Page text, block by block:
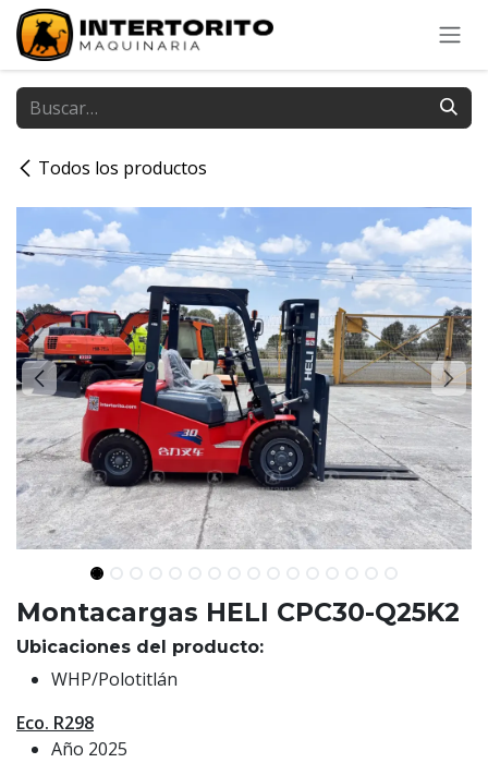
Ir al contenido
Todos los productos
Montacargas HELI CPC30-Q25K2
Ubicaciones del producto:
WHP/Polotitlán
Eco. R298
Año 2025